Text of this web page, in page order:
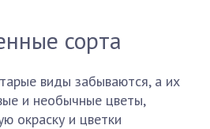
сорта
виды забываются, а их
и необычные цветы,
окраску и цветки